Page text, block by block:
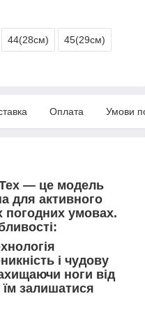
44(28cм) 45(29cм)
Оплата Умови
— це модель
для активного
погодних умовах.
і чудову
ноги від
залишатися